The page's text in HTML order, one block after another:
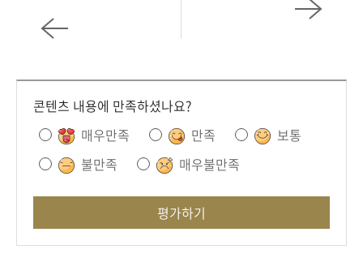
콘텐츠 내용에 만족하셨나요?
매우만족
만족
보통
불만족
매우불만족
평가하기